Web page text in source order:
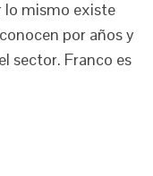
lo mismo existe
por años y
sector. Franco es